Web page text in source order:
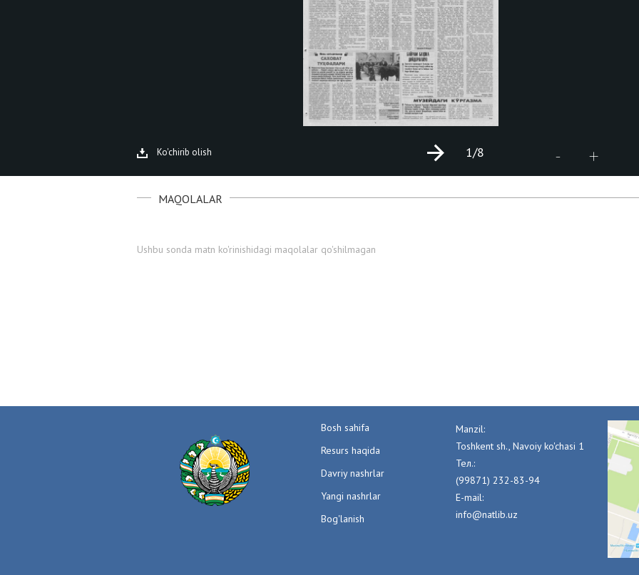
Ko'chirib olish - +
1/8
MAQOLALAR
Ushbu sonda matn ko'rinishidagi maqolalar qo'shilmagan
Bosh sahifa
Resurs haqida
Davriy nashrlar
Yangi nashrlar
Bog'lanish
Manzil:
Toshkent sh., Navoiy ko'chasi 1
Тел.:
(99871) 232-83-94
E-mail:
info@natlib.uz